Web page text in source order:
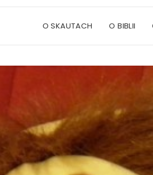
O SKAUTACH O BIBLII